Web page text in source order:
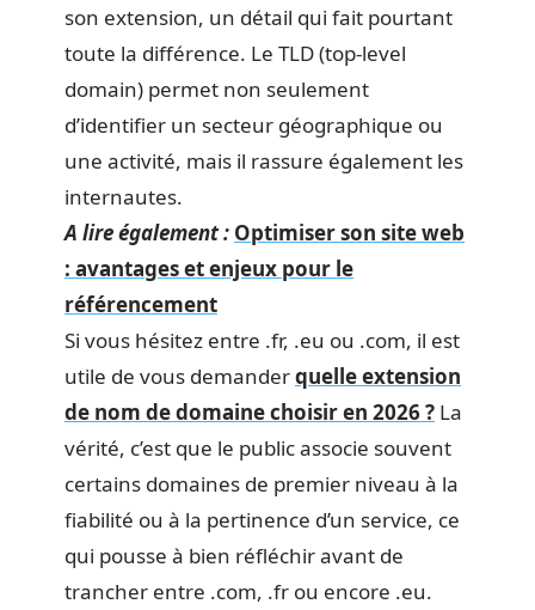
son extension, un détail qui fait pourtant
toute la différence. Le TLD (top-level
domain) permet non seulement
d’identifier un secteur géographique ou
une activité, mais il rassure également les
internautes.
A lire également : Optimiser son site web
: avantages et enjeux pour le
référencement
Si vous hésitez entre .fr, .eu ou .com, il est
utile de vous demanderquelle extension
de nom de domaine choisir en 2026 ? La
vérité, c’est que le public associe souvent
certains domaines de premier niveau à la
fiabilité ou à la pertinence d’un service, ce
qui pousse à bien réfléchir avant de
trancher entre .com, .fr ou encore .eu.